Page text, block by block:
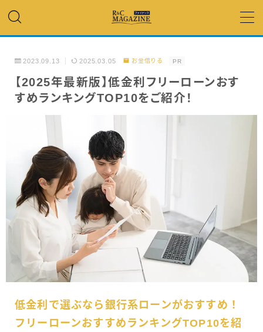
アコム・レイク・ プロミス
銀行カードローン
キャッシング
「低金利」 で借りたい
カードローンランキング
2023.09.13 2025.03.05 お金借りる PR
【2025年最新版】低金利フリーローンおす
すめランキングTOP10をご紹介！
低金利で選ぶなら銀行系ローンがおすすめ！
フリーローンおすすめランキングTOP10を紹